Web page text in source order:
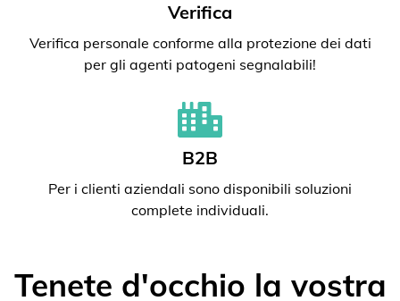
Verifica
Verifica personale conforme alla protezione dei dati
per gli agenti patogeni segnalabili!
B2B
Per i clienti aziendali sono disponibili soluzioni
complete individuali.
Tenete d'occhio la vostra